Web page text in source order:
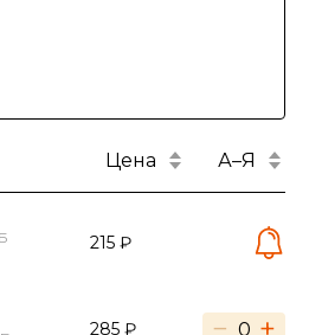
Цена А–Я
215 ₽
285 ₽